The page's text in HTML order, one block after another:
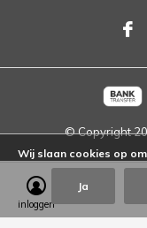
© Copyright
inloggen
Wij slaan cookies op
Ja